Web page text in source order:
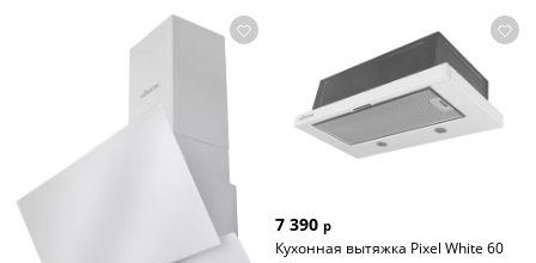
7 390 р
Кухонная вытяжка Pixel White 60